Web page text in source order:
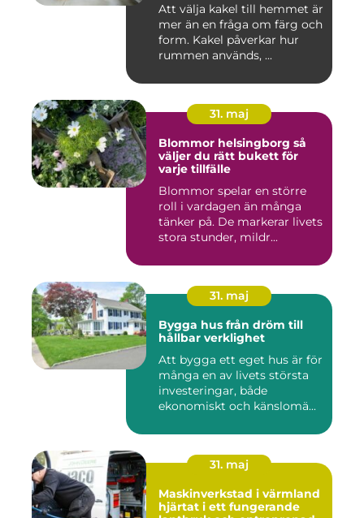
Att välja kakel till hemmet är
mer än en fråga om färg och
form. Kakel påverkar hur
rummen används, ...
31. maj
Blommor helsingborg så
väljer du rätt bukett för
varje tillfälle
Blommor spelar en större
roll i vardagen än många
tänker på. De markerar livets
stora stunder, mildr...
31. maj
Bygga hus från dröm till
hållbar verklighet
Att bygga ett eget hus är för
många en av livets största
investeringar, både
ekonomiskt och känslomä...
31. maj
Maskinverkstad i värmland
hjärtat i ett fungerande